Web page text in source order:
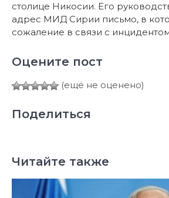
столице Никосии. Его
адрес МИД Сирии письмо, в
сожаление в связи с
Оцените пост
(ещё не оценено)
Поделиться
Читайте также